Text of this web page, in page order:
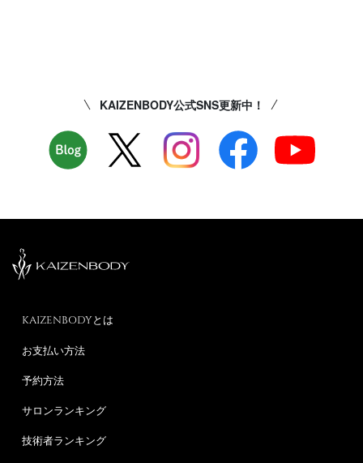
KAIZENBODY公式SNS更新中！
KAIZENBODYとは
お支払い方法
予約方法
サロンランキング
技術者ランキング